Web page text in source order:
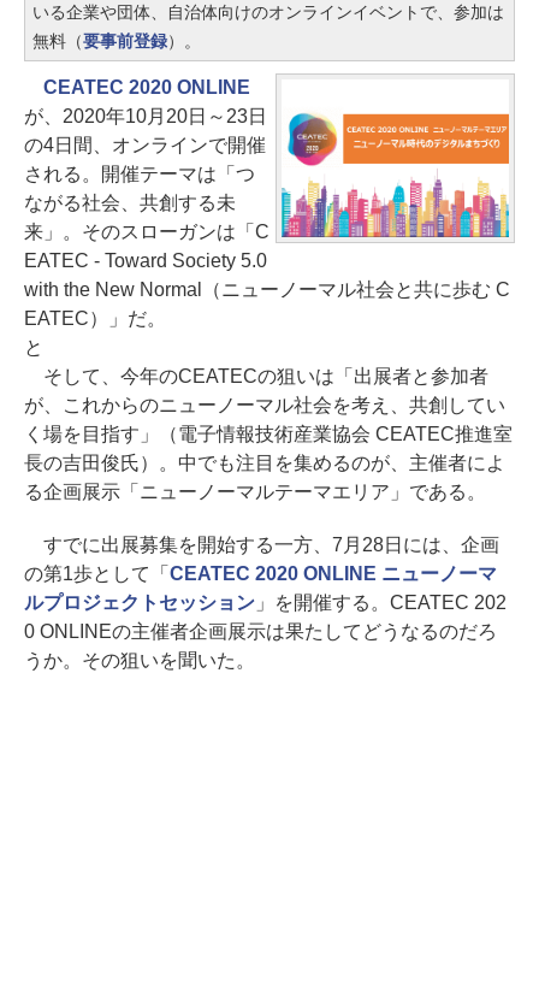
いる企業や団体、自治体向けのオンラインイベントで、参加は
無料（要事前登録）。
CEATEC 2020 ONLINE
が、2020年10月20日～23日
の4日間、オンラインで開催
される。開催テーマは「つ
ながる社会、共創する未
来」。そのスローガンは「C
EATEC - Toward Society 5.0
with the New Normal（ニューノーマル社会と共に歩む C
EATEC）」だ。
と
そして、今年のCEATECの狙いは「出展者と参加者
が、これからのニューノーマル社会を考え、共創してい
く場を目指す」（電子情報技術産業協会 CEATEC推進室
長の吉田俊氏）。中でも注目を集めるのが、主催者によ
る企画展示「ニューノーマルテーマエリア」である。
すでに出展募集を開始する一方、7月28日には、企画
の第1歩として「 CEATEC 2020 ONLINE ニューノーマ
ルプロジェクトセッション」を開催する。CEATEC 202
0 ONLINEの主催者企画展示は果たしてどうなるのだろ
うか。その狙いを聞いた。